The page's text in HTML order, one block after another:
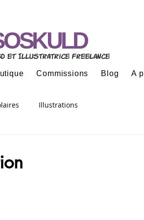
et Illustratrice freelance
Commissions Blog A
Illustrations